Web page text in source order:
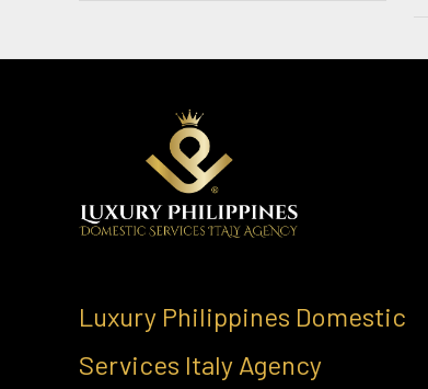
Luxury Philippines Domestic
Services Italy Agency